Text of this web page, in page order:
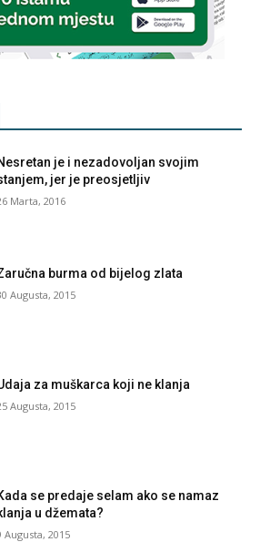
je i nezadovoljan svojim
jer je preosjetljiv
Marta, 2016
burma od bijelog zlata
Augusta, 2015
za muškarca koji ne klanja
Augusta, 2015
se predaje selam ako se namaz
u džemata?
Augusta, 2015